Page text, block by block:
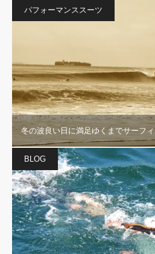
パフォーマンススーツ
冬の波良い日に満足ゆくまでサーフ
BLOG